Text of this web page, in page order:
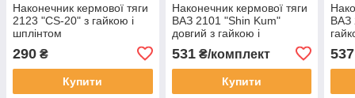
Наконечник кермової тяги
2123 "CS-20" з гайкою і
шплінтом
290 ₴
Купити
Наконечник кермової тяги
ВАЗ 2101 "Shin Kum"
довгий з гайкою і
531₴/комплект
Купити
ВАЗ
537